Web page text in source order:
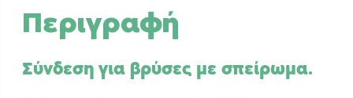
Περιγραφή
Σύνδεση για βρύσες με σπείρωμα.